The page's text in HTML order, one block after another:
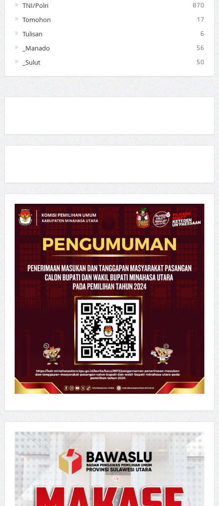
TNI/Polri 870
Tomohon 17
Tulisan 6
_Manado 56
_Sulut 50